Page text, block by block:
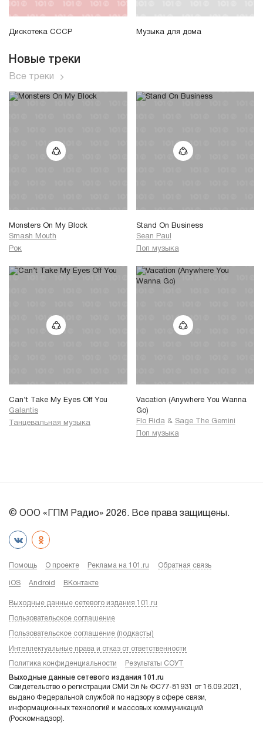
Дискотека СССР Музыка для дома
Новые треки
Все треки
Monsters On My Block
Smash Mouth
Рок
Stand On Business
Sean Paul
Поп музыка
Can’t Take My Eyes Off You
Galantis
Танцевальная музыка
Vacation (Anywhere You Wanna
Go)
Flo Rida & Sage The Gemini
Поп музыка
© ООО «ГПМ Радио» 2026. Все права защищены.
Помощь О проекте Реклама на 101.ru Обратная связь
iOS Android ВКонтакте
Выходные данные сетевого издания 101.ru
Пользовательское соглашение
Пользовательское соглашение (подкасты)
Интеллектуальные права и отказ от ответственности
Политика конфиденциальности Результаты СОУТ
Выходные данные сетевого издания 101.ru
Свидетельство о регистрации СМИ Эл № ФС77-81931 от 16.09.2021,
выдано Федеральной службой по надзору в сфере связи,
информационных технологий и массовых коммуникаций
(Роскомнадзор).